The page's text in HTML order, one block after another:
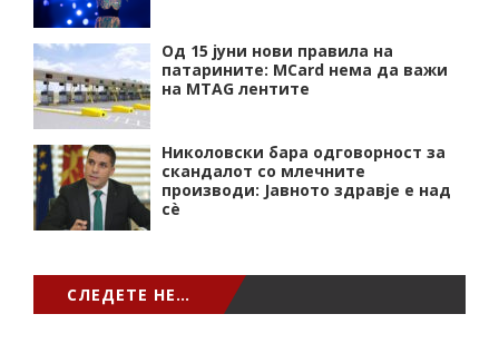
Од 15 јуни нови правила на
патарините: MCard нема да важи
на MTAG лентите
Николовски бара одговорност за
скандалот со млечните
производи: Јавното здравје е над
сѐ
СЛЕДЕТЕ НЕ…